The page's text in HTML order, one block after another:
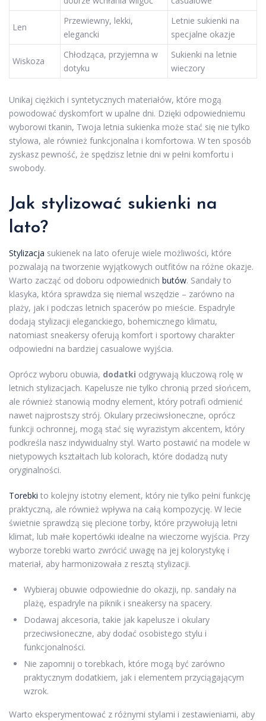
Len
Przewiewny, lekki,
elegancki
Letnie sukienki na
specjalne okazje
Wiskoza
Chłodząca, przyjemna w
dotyku
Sukienki na letnie
wieczory
Unikaj ciężkich i syntetycznych materiałów, które mogą
powodować dyskomfort w upalne dni. Dzięki odpowiedniemu
wyborowi tkanin, Twoja letnia sukienka może stać się nie tylko
stylowa, ale również funkcjonalna i komfortowa. W ten sposób
zyskasz pewność, że spędzisz letnie dni w pełni komfortu i
swobody.
Jak stylizować sukienki na
lato?
Stylizacja sukienek na lato oferuje wiele możliwości, które
pozwalają na tworzenie wyjątkowych outfitów na różne okazje.
Warto zacząć od doboru odpowiednich butów. Sandały to
klasyka, która sprawdza się niemal wszędzie – zarówno na
plaży, jak i podczas letnich spacerów po mieście. Espadryle
dodają stylizacji eleganckiego, bohemicznego klimatu,
natomiast sneakersy oferują komfort i sportowy charakter
odpowiedni na bardziej casualowe wyjścia.
Oprócz wyboru obuwia, dodatki odgrywają kluczową rolę w
letnich stylizacjach. Kapelusze nie tylko chronią przed słońcem,
ale również stanowią modny element, który potrafi odmienić
nawet najprostszy strój. Okulary przeciwsłoneczne, oprócz
funkcji ochronnej, mogą stać się wyrazistym akcentem, który
podkreśla nasz indywidualny styl. Warto postawić na modele w
nietypowych kształtach lub kolorach, które dodadzą nuty
oryginalności.
Torebki to kolejny istotny element, który nie tylko pełni funkcję
praktyczną, ale również wpływa na całą kompozycję. W lecie
świetnie sprawdzą się plecione torby, które przywołują letni
klimat, lub małe kopertówki idealne na wieczorne wyjścia. Przy
wyborze torebki warto zwrócić uwagę na jej kolorystykę i
materiał, aby harmonizowała z resztą stylizacji.
Wybieraj obuwie odpowiednie do okazji, np. sandały na
plażę, espadryle na piknik i sneakersy na spacery.
Dodawaj akcesoria, takie jak kapelusze i okulary
przeciwsłoneczne, aby dodać osobistego stylu i
funkcjonalności.
Nie zapomnij o torebkach, które mogą być zarówno
praktycznym dodatkiem, jak i elementem przyciągającym
wzrok.
Warto eksperymentować z różnymi stylami i zestawieniami, aby